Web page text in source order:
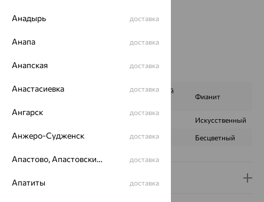
Бренд:SOKOLOV
Вес металла:
Характеристика вставки:
Корунд сапфировый
Фианит
Искусственный
ЦВЕТ Бесцветный
Доставка и оплата
Анадырь доставка
Анапа доставка
Анапская доставка
Анастасиевка доставка
Ангарск доставка
Анжеро-Судженск доставка
Апастово, Апастовский район доставка
Апатиты доставка